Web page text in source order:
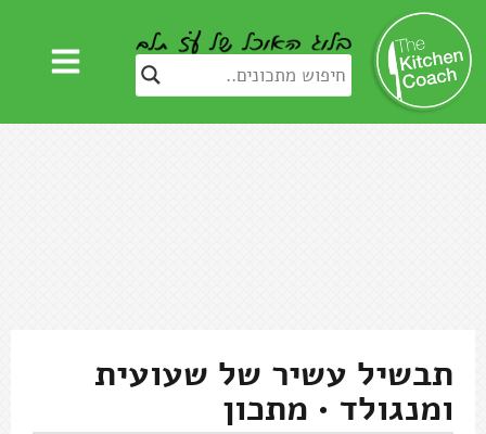
תבשיל עשיר של שעועית
ומנגולד • מתכון